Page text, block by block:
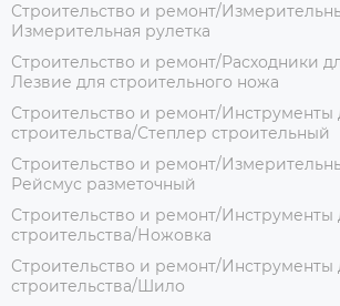
Строительство и ремонт/
Измерительная рулетка
Строительство и ремонт/Расходники
Лезвие для строительного ножа
Строительство и ремонт/Инструменты
строительства/Степлер строительный
Строительство и ремонт/
Рейсмус разметочный
Строительство и ремонт/Инструменты
строительства/Ножовка
Строительство и ремонт/Инструменты
строительства/Шило